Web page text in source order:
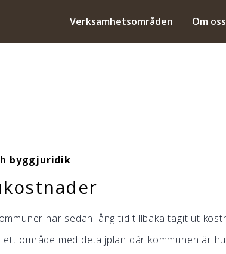
Verksamhetsområden Om oss
byggjuridik
har sedan lång tid tillbaka tagit ut
ett område med detaljplan där kommunen är